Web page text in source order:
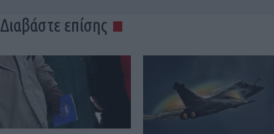
Διαβάστε επίσης